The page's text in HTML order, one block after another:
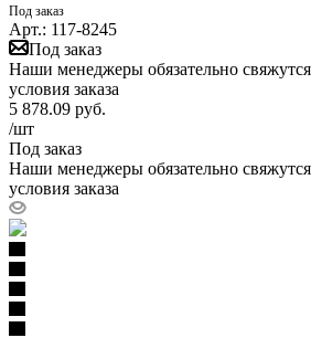
Под заказ
Арт.: 117-8245
Под заказ
Наши менеджеры обязательно
условия заказа
5 878.09 руб.
/шт
Под заказ
Наши менеджеры обязательно
условия заказа